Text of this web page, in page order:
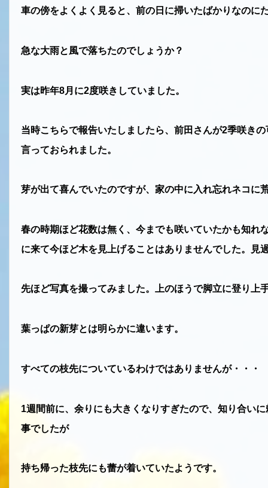
車の傍をよくよく見ると、前の日に掃いたばかりなのに
急な大雨と風で落ちたのでしょうか？
実は昨年8月に2度咲きしていました。
当時こちらで報告いたしましたら、前田さんが2季咲きの
言っておられました。
芽が出て喜んでいたのですが、家の中に入れ忘れネコに
春の時期ほど花数は無く、今までも咲いていたかも知れ
に来て今ほど木を見上げることはありませんでした。見
先ほど写真を撮ってみました。上のほうで脚立に登り上
葉っぱの新芽とは明らかに違います。
すべての枝先についているわけではありませんが・・・
1週間前に、余りにも大きくなりすぎたので、知り合い
事でしたが
持ち帰った枝先にも蕾が着いていたようです。